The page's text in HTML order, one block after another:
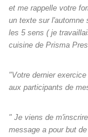
et me rappelle votre
un texte sur l'automne
les 5 sens ( je
cuisine de Prisma
"Votre dernier
aux participants de
" Je viens de
message a pour but